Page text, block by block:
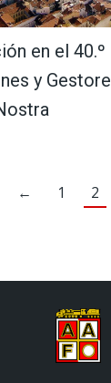
en el
y
← 1 2